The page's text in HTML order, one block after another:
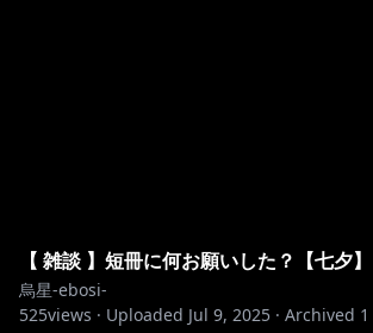
【 雑談 】短冊に何お願いした？【七夕】
烏星-ebosi-
525views · Uploaded Jul 9, 2025 · Archived